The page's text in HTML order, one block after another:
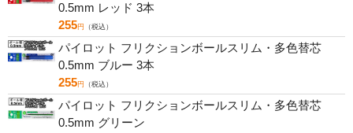
0.5mm レッド 3本
255円 （税込）
パイロット フリクションボールスリム・多色替芯
0.5mm ブルー 3本
255円 （税込）
パイロット フリクションボールスリム・多色替芯
0.5mm グリーン